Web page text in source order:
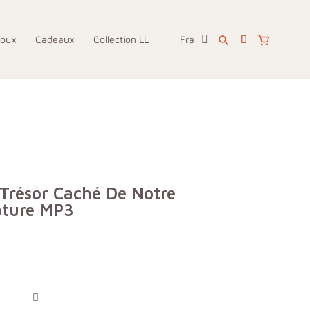
Cadeaux Collection LL Fra search
Caché De Notre
MP3